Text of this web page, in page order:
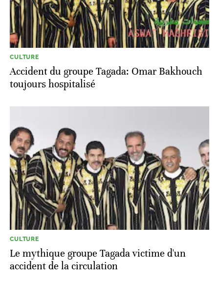
CULTURE
Accident du groupe Tagada: Omar Bakhouch
toujours hospitalisé
CULTURE
Le mythique groupe Tagada victime d'un
accident de la circulation